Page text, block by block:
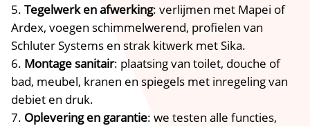
Tegelwerk en afwerking: verlijmen met Mapei of
Ardex, voegen schimmelwerend, profielen van
Schluter Systems en strak kitwerk met Sika.​
Montage sanitair: plaatsing van toilet, douche of
bad, meubel, kranen en spiegels met inregeling van
debiet en druk.​
Oplevering en garantie: we testen alle functies,